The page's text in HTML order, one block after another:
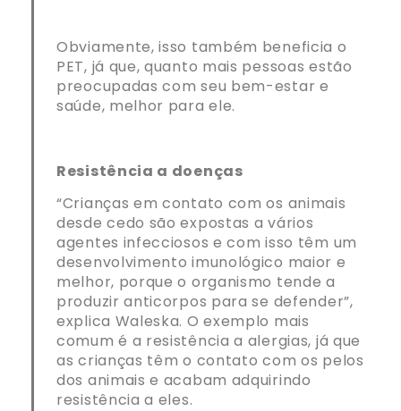
Obviamente, isso também beneficia o
PET, já que, quanto mais pessoas estão
preocupadas com seu bem-estar e
saúde, melhor para ele.
Resistência a doenças
“Crianças em contato com os animais
desde cedo são expostas a vários
agentes infecciosos e com isso têm um
desenvolvimento imunológico maior e
melhor, porque o organismo tende a
produzir anticorpos para se defender”,
explica Waleska. O exemplo mais
comum é a resistência a alergias, já que
as crianças têm o contato com os pelos
dos animais e acabam adquirindo
resistência a eles.